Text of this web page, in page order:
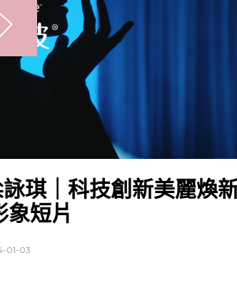
琪｜科技創新美麗煥
象短片
01-03